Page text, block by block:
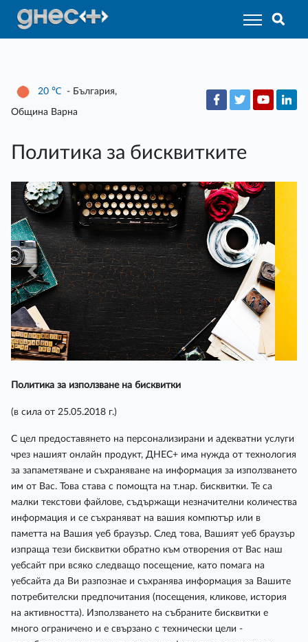
20 ℃ - България,
Община Варна
Политика за бисквитките
Previous Next
Политика за използване на бисквитки
(в сила от 25.05.2018 г.)
С цел предоставянето на персонализирани и адекватни услуги
чрез нашият онлайн продукт, ДНЕС+ има нужда от технология
за запаметяване и съхраняване на информация за използването
им от Вас. Това става с помощта на т.нар. бисквитки. Те са
малки текстови файлове, съдържащи незначителни количества
информация и се съхраняват на вашия компютър или в
паметта на Вашия уеб браузър. След това, Вашият уеб браузър
изпраща тези бисквитки обратно към отворения от Вас наш
уебсайт при всяко следващо посещение, като помага на
уебсайта да Ви разпознае и съхранява информация за Вашите
потребителски предпочитания (посещения, кликове, история
на активността). Използването на събраните бисквитки е
много ограничено и е свързано с технически цели -